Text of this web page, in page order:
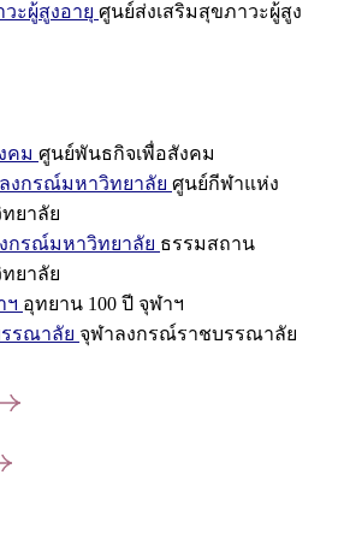
ะผู้สูงอายุ ศูนย์ส่งเสริมสุขภาวะผู้สูง
คม ศูนย์พันธกิจเพื่อสังคม
งกรณ์มหาวิทยาลัย ศูนย์กีฬาแห่ง
ยาลัย
กรณ์มหาวิทยาลัย ธรรมสถาน
ยาลัย
ฯ อุทยาน 100 ปี จุฬาฯ
รณาลัย จุฬาลงกรณ์ราชบรรณาลัย